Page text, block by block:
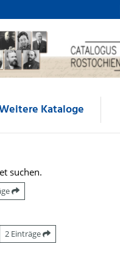
Kataloge
suchen.
2 Einträge